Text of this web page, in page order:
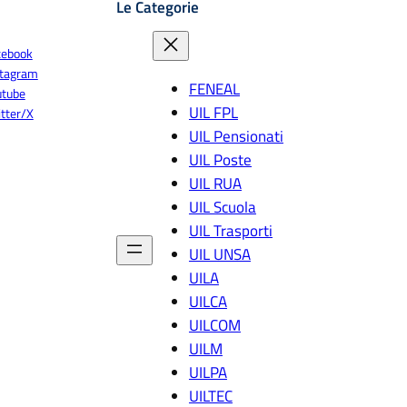
X
Le Categorie
FENEAL
UIL FPL
UIL Pensionati
UIL Poste
UIL RUA
UIL Scuola
UIL Trasporti
UIL UNSA
UILA
UILCA
UILCOM
UILM
UILPA
UILTEC